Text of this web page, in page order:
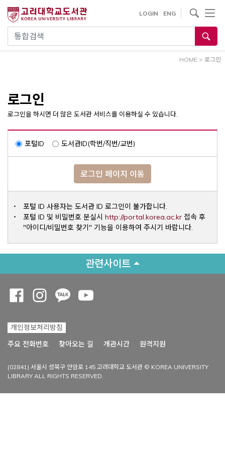
건
통합검색
LOGIN ENG
사이트내 검색
HOME > 로그인
로그인
로그인을 하시면 더 많은 도서관 서비스를 이용하실 수 있습니다.
포털ID 도서관ID(학번/직번/교번)
로그인 페이지 이동
포털 ID 사용자는 도서관 ID 로그인이 불가합니다.
포털 ID 및 비밀번호 분실시 http://portal.korea.ac.krOpens a
접속 후
"아이디/비밀번호 찾기" 기능을 이용하여 주시기 바랍니다.
관련사이트
개인정보처리방침
주요 전화번호
찾아오는 길 개관시간 원격지원
(02841) 서울시 성북구 안암로 145 고려대학교 도서관 © KOREA UNIVERSITY
LIBRARY ALL RIGHTS RESERVED.
Opens a new window
Opens a new window
Opens a new window